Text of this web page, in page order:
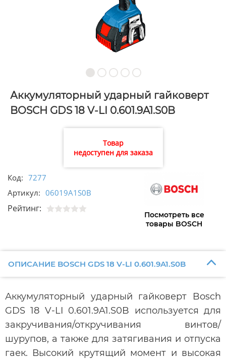
Аккумуляторный ударный гайковерт
BOSCH GDS 18 V-LI 0.601.9A1.S0B
Товар
недоступен для заказа
Код: 7277
Артикул: 06019A1S0B
Рейтинг:
Посмотреть все
товары BOSCH
ОПИСАНИЕ BOSCH GDS 18 V-LI 0.601.9A1.S0B
Аккумуляторный ударный гайковерт Bosch
GDS 18 V-LI 0.601.9A1.S0B используется для
закручивания/откручивания винтов/
шурупов, а также для затягивания и отпуска
гаек. Высокий крутящий момент и высокая